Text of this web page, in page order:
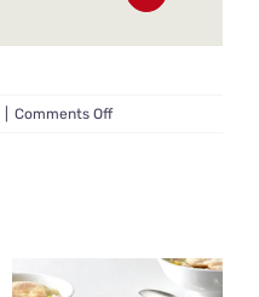
Comments Offon